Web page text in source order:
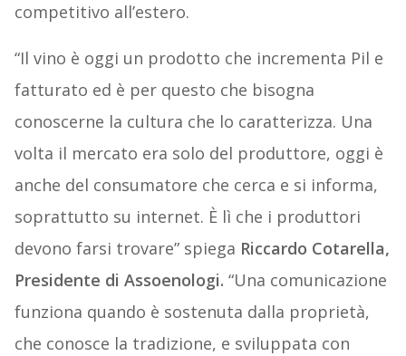
competitivo all’estero.
“Il vino è oggi un prodotto che incrementa Pil e
fatturato ed è per questo che bisogna
conoscerne la cultura che lo caratterizza. Una
volta il mercato era solo del produttore, oggi è
anche del consumatore che cerca e si informa,
soprattutto su internet. È lì che i produttori
devono farsi trovare” spiega Riccardo Cotarella,
Presidente di Assoenologi. “Una comunicazione
funziona quando è sostenuta dalla proprietà,
che conosce la tradizione, e sviluppata con